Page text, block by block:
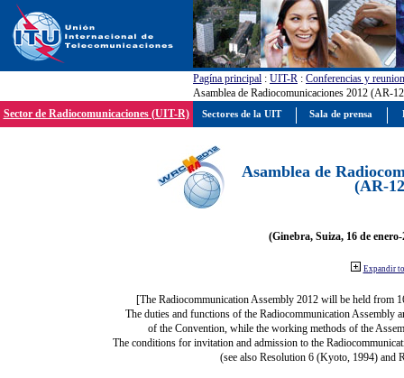
Pagína principal : UIT-R : Conferencias y
Asamblea de Radiocomunicaciones 2012 (AR-
Sector de Radiocomunicaciones (UIT-R)
Asamblea de
(AR-
(Ginebra, Suiza, 16 de
Expandir
[The Radiocommunication Assembly 2012 will be held from
The duties and functions of the Radiocommunication Assembly
of the Convention, while the working methods of the
The conditions for invitation and admission to the
(see also Resolution 6 (Kyoto, 1994) and
Sectores de la UIT Sala de prensa